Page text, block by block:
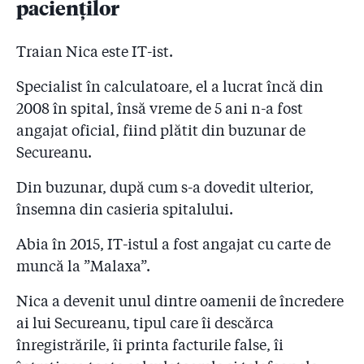
ofițer SIE, Ion Milodin, personaj nelipsit pe axa
Agenția Națională Antidrog e omul care ii ajută pe
Secureanu și pe Vrăbi să-și reînnoiască permisele de
portarmă și merge cu ei la poligon!”
5.35
”Jigodito!”, cuvîntul anului 2016, și filmarea cu ”Vrăbi”
5.36
Secureanu rămîne în arest. Judecătorul a prelungit
măsura pe încă 30 de zile. Omul are 1,5 terabytes de
înregistrări!
5.37
Academia SRI l-a dat afară pe Secureanu! A dispărut
Onișor: ”Secureanu elabora o teză curajoasă de
doctorat despre securitatea sanitară a României”
5.38
Un angajat din ”Malaxa” a povestit la DNA cum ”i-am
pacienților
Traian Nica este IT-ist.
Specialist în calculatoare, el a lucrat încă din
2008 în spital, însă vreme de 5 ani n-a fost
angajat oficial, fiind plătit din buzunar de
Secureanu.
Din buzunar, după cum s-a dovedit ulterior,
însemna din casieria spitalului.
Abia în 2015, IT-istul a fost angajat cu carte de
muncă la ”Malaxa”.
Nica a devenit unul dintre oamenii de încredere
ai lui Secureanu, tipul care îi descărca
înregistrările, îi printa facturile false, îi